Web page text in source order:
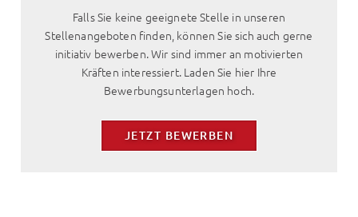
Falls Sie keine geeignete Stelle in unseren
Stellenangeboten finden, können Sie sich auch gerne
initiativ bewerben. Wir sind immer an motivierten
Kräften interessiert. Laden Sie hier Ihre
Bewerbungsunterlagen hoch.
JETZT BEWERBEN